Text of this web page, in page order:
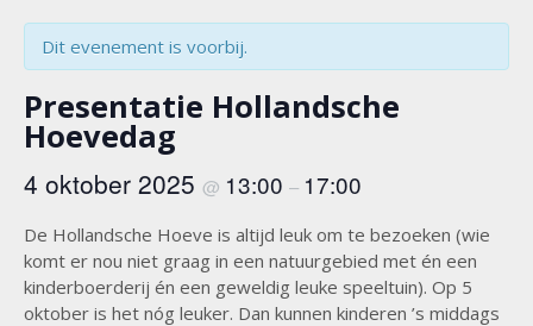
Dit evenement is voorbij.
Presentatie Hollandsche
Hoevedag
4 oktober 2025 @ 13:00 – 17:00
De Hollandsche Hoeve is altijd leuk om te bezoeken (wie
komt er nou niet graag in een natuurgebied met én een
kinderboerderij én een geweldig leuke speeltuin). Op 5
oktober is het nóg leuker. Dan kunnen kinderen ’s middags